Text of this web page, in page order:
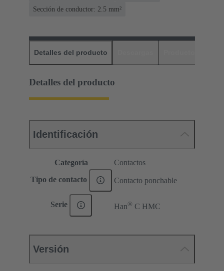
Sección de conductor: 2.5 mm²
Detalles del producto
Detalles del producto
Identificación
Categoría Contactos
Tipo de contacto Contacto ponchable
Serie Han® C HMC
Versión